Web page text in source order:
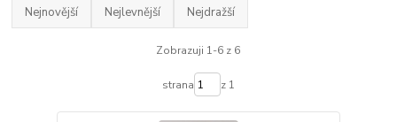
Nejnovější Nejlevnější Nejdražší
Zobrazuji 1-6 z 6
strana z 1